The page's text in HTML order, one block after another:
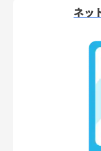
ネッ